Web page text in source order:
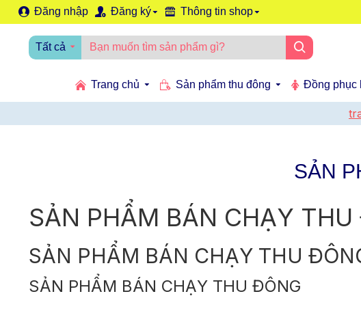
Đăng nhập Đăng ký Thông tin shop
Tất cả
Trang chủ Sản phẩm thu đông Đồng phục
SẢN
SẢN PHẨM BÁN CHẠY THU
SẢN PHẨM BÁN CHẠY THU
SẢN PHẨM BÁN CHẠY THU ĐÔNG